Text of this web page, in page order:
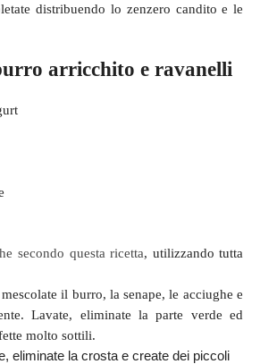
distribuendo lo zenzero candito e le
arricchito e ravanelli
secondo questa ricetta, utilizzando tutta
il burro, la senape, le acciughe e
Lavate, eliminate la parte verde ed
molto sottili.
eliminate la crosta e create dei piccoli